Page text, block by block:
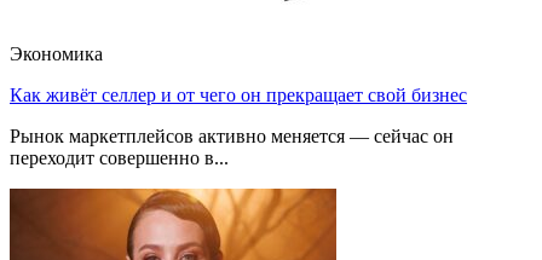
Экономика
Как живёт селлер и от чего он прекращает свой бизнес
Рынок маркетплейсов активно меняется — сейчас он
переходит совершенно в...